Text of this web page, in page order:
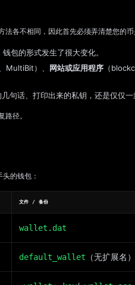
各不相同，因此首先必须弄清楚您的
包的形式发生了很大变化。
）、 网站或应用程序（
句话、打印出来的私钥，还是仅仅一
径。
的钱包：
文件 / 备份
wallet.dat
default_wallet （无扩展名）